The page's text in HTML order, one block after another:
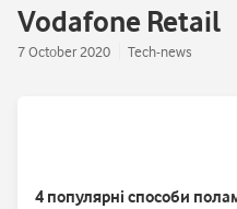
Vodafone Retail
7 October 2020 Tech-news
4 популярні способи